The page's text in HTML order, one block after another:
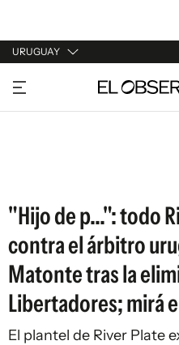
URUGUAY
URUGUAY
ARGENTINA
"Hijo de p...": todo
contra el árbitro
Matonte tras la
Libertadores; mirá
El plantel de River Plate